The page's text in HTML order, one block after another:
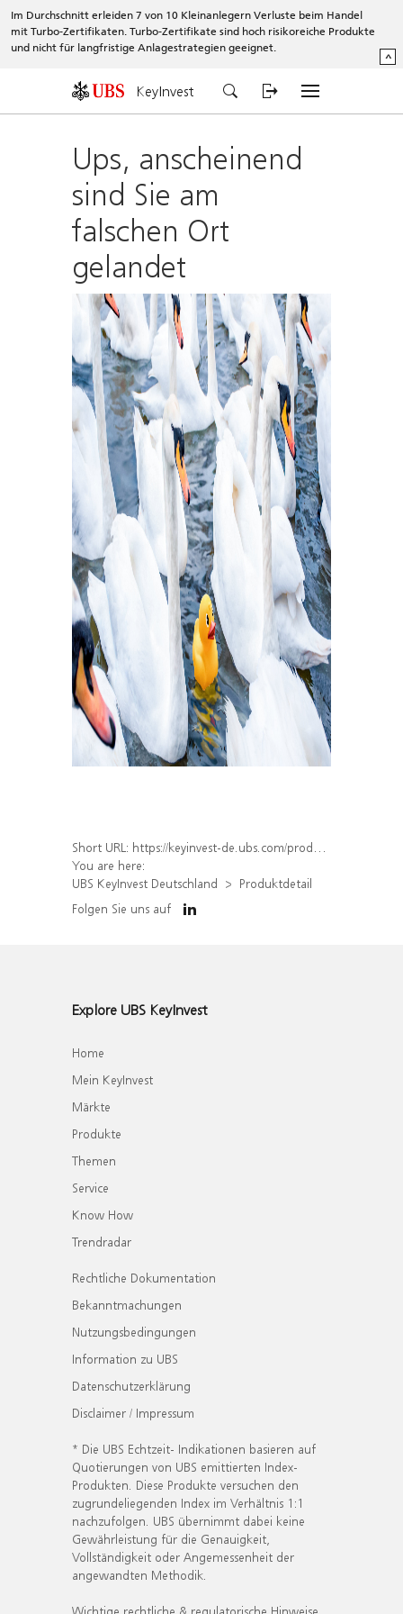
Im Durchschnitt erleiden 7 von 10 Kleinanlegern Verluste beim Handel
mit Turbo-Zertifikaten. Turbo-Zertifikate sind hoch risikoreiche Produkte
und nicht für langfristige Anlagestrategien geeignet.
^
KeyInvest
Ups, anscheinend
sind Sie am
falschen Ort
gelandet
Short URL: https://keyinvest-de.ubs.com/produkt/detail/index/isin/DE000WA6A4W8
You are here:
UBS KeyInvest Deutschland
Produktdetail
Folgen Sie uns auf
Explore UBS KeyInvest
Home
Mein KeyInvest
Märkte
Produkte
Themen
Service
Know How
Trendradar
Rechtliche Dokumentation
Bekanntmachungen
Nutzungsbedingungen
Information zu UBS
Datenschutzerklärung
Disclaimer / Impressum
* Die UBS Echtzeit- Indikationen basieren auf
Quotierungen von UBS emittierten Index-
Produkten. Diese Produkte versuchen den
zugrundeliegenden Index im Verhältnis 1:1
nachzufolgen. UBS übernimmt dabei keine
Gewährleistung für die Genauigkeit,
Vollständigkeit oder Angemessenheit der
angewandten Methodik.